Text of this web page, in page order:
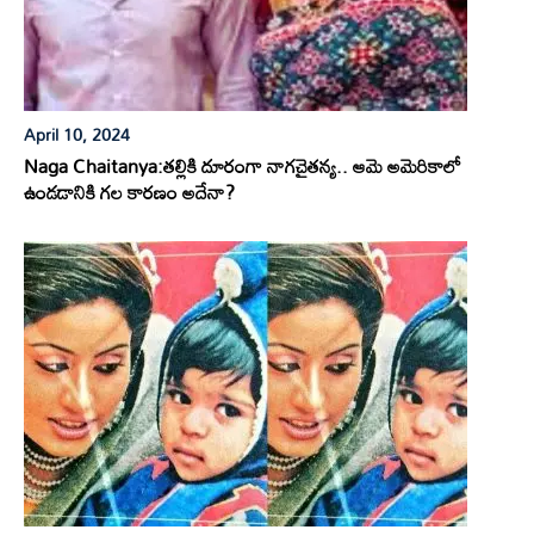
April 10, 2024
Naga Chaitanya:తల్లికి దూరంగా నాగచైతన్య.. ఆమె అమెరికాలో
ఉండడానికి గల కారణం అదేనా?